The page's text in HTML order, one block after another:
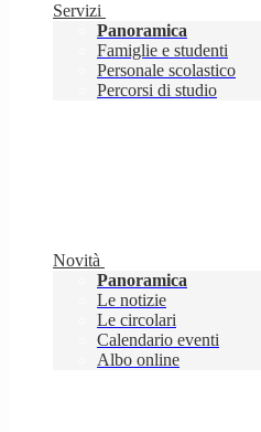
Servizi
Panoramica
Famiglie e studenti
Personale scolastico
Percorsi di studio
Novità
Panoramica
Le notizie
Le circolari
Calendario eventi
Albo online